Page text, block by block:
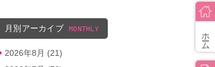
ホーム
月別アーカイブ MONTHLY
2026年8月 (21)